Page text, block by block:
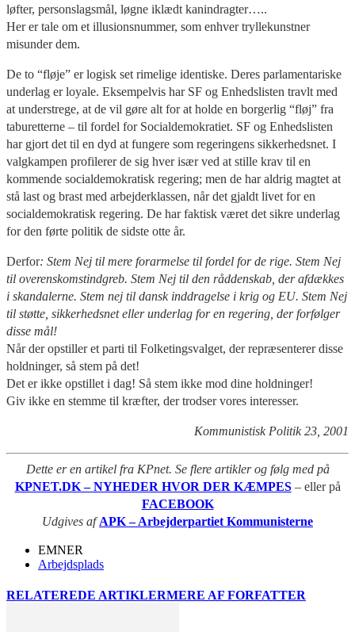
løfter, personslagsmål, løgne iklædt kanindragter…..
Her er tale om et illusionsnummer, som enhver tryllekunstner
misunder dem.
De to “fløje” er logisk set rimelige identiske. Deres parlamentariske
underlag er loyale. Eksempelvis har SF og Enhedslisten travlt med
at understrege, at de vil gøre alt for at holde en borgerlig “fløj” fra
taburetterne – til fordel for Socialdemokratiet. SF og Enhedslisten
har gjort det til en dyd at fungere som regeringens sikkerhedsnet. I
valgkampen profilerer de sig hver især ved at stille krav til en
kommende socialdemokratisk regering; men de har aldrig magtet at
stå last og brast med arbejderklassen, når det gjaldt livet for en
socialdemokratisk regering. De har faktisk været det sikre underlag
for den førte politik de sidste otte år.
Derfor: Stem Nej til mere forarmelse til fordel for de rige. Stem Nej
til overenskomstindgreb. Stem Nej til den råddenskab, der afdækkes
i skandalerne. Stem nej til dansk inddragelse i krig og EU. Stem Nej
til støtte, sikkerhedsnet eller underlag for en regering, der forfølger
disse mål!
Når der opstiller et parti til Folketingsvalget, der repræsenterer disse
holdninger, så stem på det!
Det er ikke opstillet i dag! Så stem ikke mod dine holdninger!
Giv ikke en stemme til kræfter, der trodser vores interesser.
Kommunistisk Politik 23, 2001
Dette er en artikel fra KPnet. Se flere artikler og følg med på
KPNET.DK – NYHEDER HVOR DER KÆMPES – eller på
FACEBOOK
Udgives afAPK – Arbejderpartiet Kommunisterne
EMNER
Arbejdsplads
RELATEREDE ARTIKLERMERE AF FORFATTER